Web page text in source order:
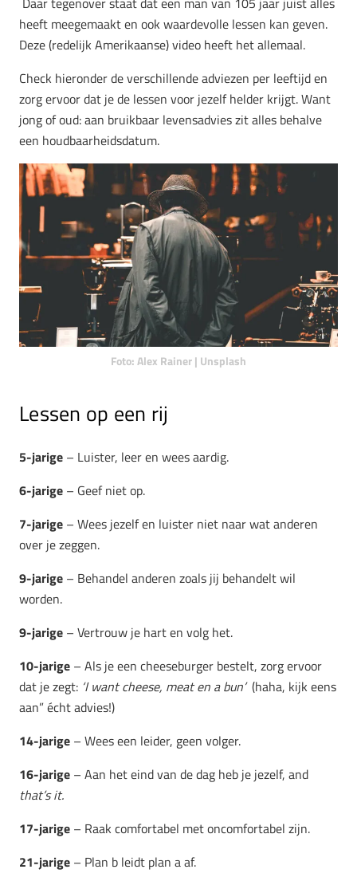
heeft meegemaakt en ook waardevolle lessen kan geven.
Deze (redelijk Amerikaanse) video heeft het allemaal.
Check hieronder de verschillende adviezen per leeftijd en
zorg ervoor dat je de lessen voor jezelf helder krijgt. Want
jong of oud: aan bruikbaar levensadvies zit alles behalve
een houdbaarheidsdatum.
Foto: Alex Rainer | Unsplash
Lessen op een rij
5-jarige – Luister, leer en wees aardig.
6-jarige – Geef niet op.
7-jarige – Wees jezelf en luister niet naar wat anderen
over je zeggen.
9-jarige – Behandel anderen zoals jij behandelt wil
worden.
9-jarige – Vertrouw je hart en volg het.
10-jarige – Als je een cheeseburger bestelt, zorg ervoor
dat je zegt: ‘I want cheese, meat en a bun’ (haha, kijk eens
aan” écht advies!)
14-jarige – Wees een leider, geen volger.
16-jarige – Aan het eind van de dag heb je jezelf, and
that’s it.
17-jarige – Raak comfortabel met oncomfortabel zijn.
21-jarige – Plan b leidt plan a af.